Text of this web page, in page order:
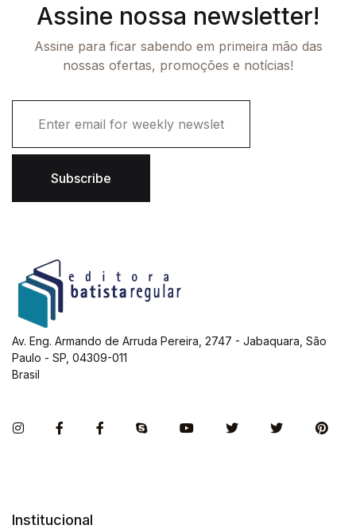
Assine nossa newsletter!
Assine para ficar sabendo em primeira mão das
nossas ofertas, promoções e notícias!
i
Subscribe
Av. Eng. Armando de Arruda Pereira, 2747 - Jabaquara, São
Paulo - SP, 04309-011
Brasil
InstagramFacebookFacebookSkype You TubeTwitter Twitter
Institucional